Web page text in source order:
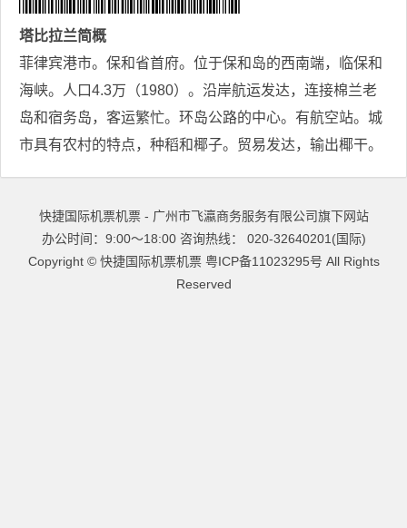
塔比拉兰简概
菲律宾港市。保和省首府。位于保和岛的西南端，临保和
海峡。人口4.3万（1980）。沿岸航运发达，连接棉兰老
岛和宿务岛，客运繁忙。环岛公路的中心。有航空站。城
市具有农村的特点，种稻和椰子。贸易发达，输出椰干。
快捷国际机票机票 - 广州市飞瀛商务服务有限公司旗下网站
办公时间：9:00～18:00 咨询热线： 020-32640201(国际)
Copyright © 快捷国际机票机票 粤ICP备11023295号 All Rights
Reserved